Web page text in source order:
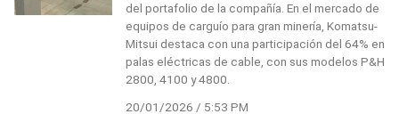
del portafolio de la compañía. En el mercado de
equipos de carguío para gran minería, Komatsu-
Mitsui destaca con una participación del 64% en
palas eléctricas de cable, con sus modelos P&H
2800, 4100 y 4800.
20/01/2026 / 5:53 PM